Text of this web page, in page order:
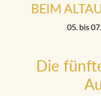
BEIM
05. bis
Die